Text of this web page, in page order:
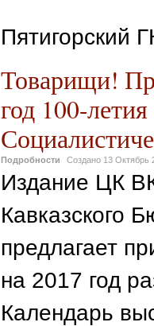
Пятигорский
Товарищи!
год 100-
Подробности Создано 13 Октябрь
Издание ЦК
Кавказского
предлагает
на 2017 год
Календарь